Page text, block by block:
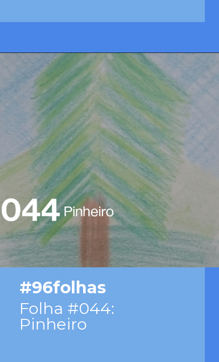
Opening
#96folhas
Folha #044:
Pinheiro